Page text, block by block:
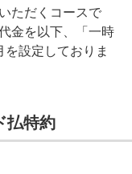
ただくコースで
金を以下、「一時
設定しておりま
払特約